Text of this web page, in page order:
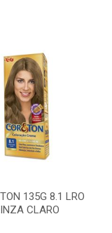
135G 8.1 LRO
CLARO